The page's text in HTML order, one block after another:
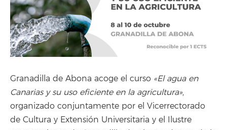
Granadilla de Abona acoge el curso «El agua en
Canarias y su uso eficiente en la agricultura»,
organizado conjuntamente por el Vicerrectorado
de Cultura y Extensión Universitaria y el Ilustre